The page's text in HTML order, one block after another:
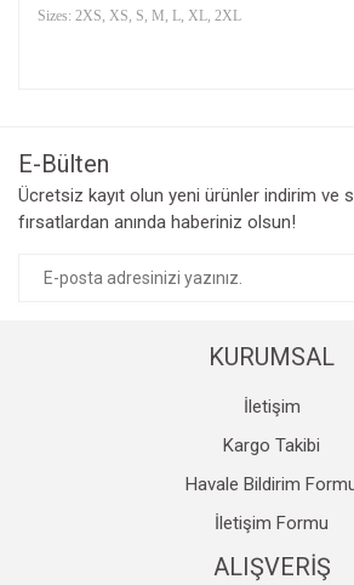
Sizes: 2XS, XS, S, M, L, XL, 2XL
Ürün resmi kalitesiz, bozuk veya
Ürün açıklamasında eksik bilgiler
Gönder
E-Bülten
Ücretsiz kayıt olun yeni ürünler indirim ve
fırsatlardan anında haberiniz olsun!
KURUMSAL
İletişim
Kargo Takibi
Havale Bildirim
İletişim Formu
ALIŞVERİŞ